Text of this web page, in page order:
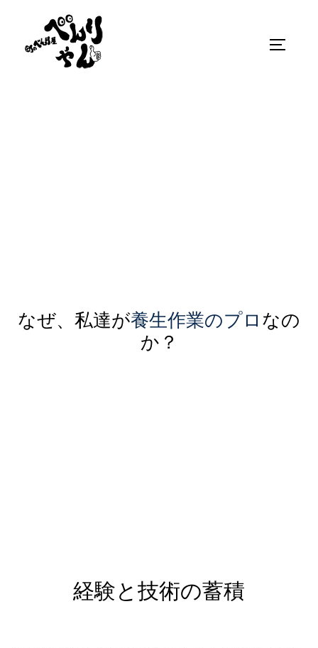
なぜ、私達が養生作業のプロ なの
か？
経験と技術の蓄積